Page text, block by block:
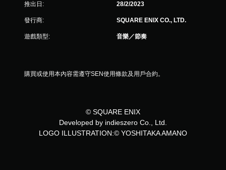
推出日: 28/2/2023
發行商: SQUARE ENIX CO., LTD.
遊戲類型: 音樂／節奏
購買或使用本內容需遵守SEN使用條款及用戶合約。
© SQUARE ENIX
Developed by indieszero Co., Ltd.
LOGO ILLUSTRATION:© YOSHITAKA AMANO